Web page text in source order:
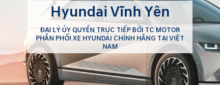
Hyundai Vĩnh Yên
ĐẠI LÝ ỦY QUYỀN TRỰC TIẾP BỞI TC MOTOR
PHÂN PHỐI XE HYUNDAI CHÍNH HÃNG TẠI VIỆT
NAM